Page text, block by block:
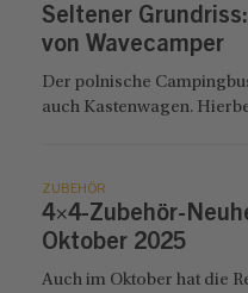
Seltener
von Wavecamper
Der polnische
auch Kastenwagen.
ZUBEHÖR
4×4-Zubehör-
Oktober 2025
Auch im Oktober hat die